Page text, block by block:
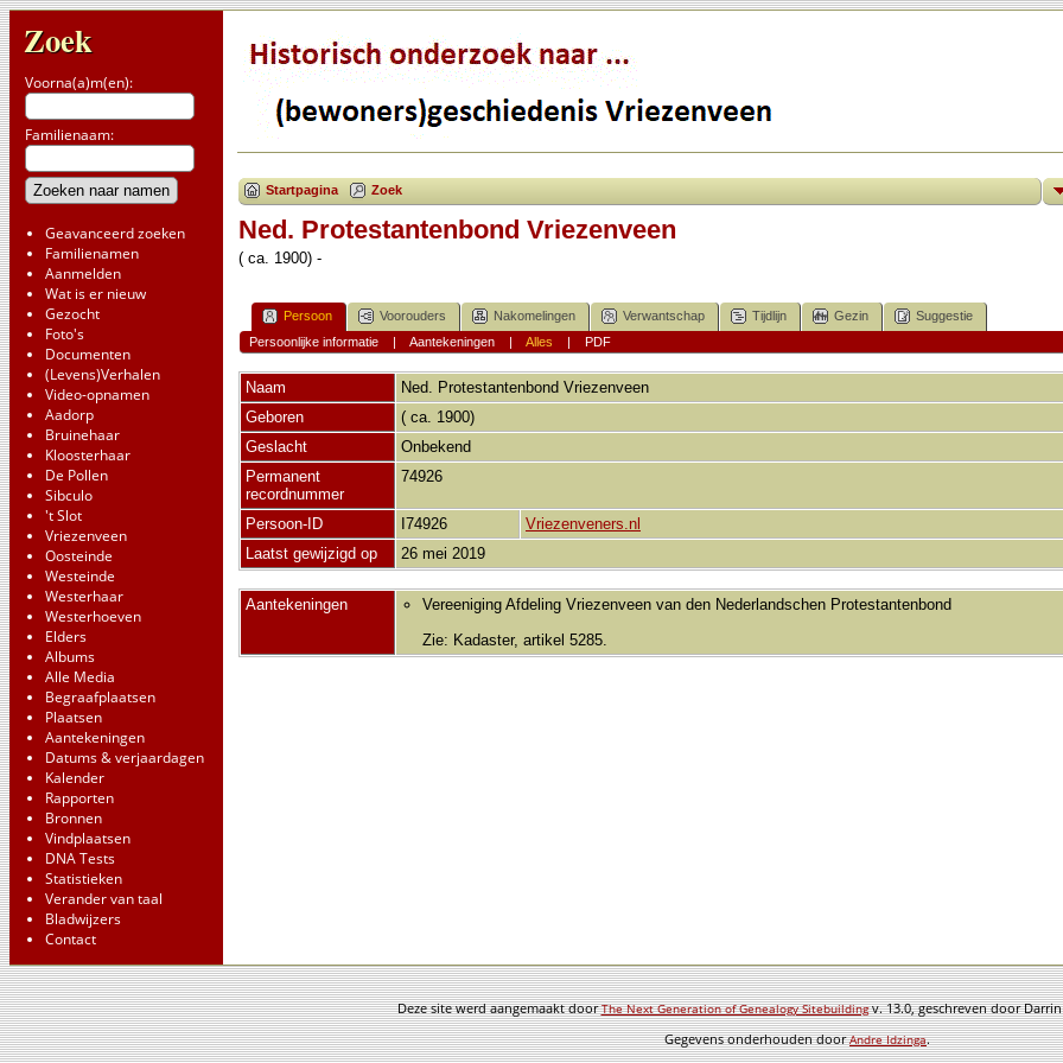
Zoek
Voorna(a)m(en):
Familienaam:
Geavanceerd zoeken
Familienamen
Aanmelden
Wat is er nieuw
Gezocht
Foto's
Documenten
(Levens)Verhalen
Video-opnamen
Aadorp
Bruinehaar
Kloosterhaar
De Pollen
Sibculo
't Slot
Vriezenveen
Oosteinde
Westeinde
Westerhaar
Westerhoeven
Elders
Albums
Alle Media
Begraafplaatsen
Plaatsen
Aantekeningen
Datums & verjaardagen
Kalender
Rapporten
Bronnen
Vindplaatsen
DNA Tests
Statistieken
Verander van taal
Bladwijzers
Contact
Startpagina Zoek
Ned. Protestantenbond Vriezenveen
( ca. 1900) -
Persoon Voorouders Nakomelingen Verwantschap Tijdlijn Gezin
Suggestie
Persoonlijke informatie| Aantekeningen| Alles | PDF
Naam Ned. Protestantenbond Vriezenveen
Geboren
( ca. 1900)
Geslacht
Onbekend
Permanent
recordnummer
74926
Persoon-ID I74926
Vriezenveners.nl
Laatst gewijzigd op
26 mei 2019
Aantekeningen
Vereeniging Afdeling Vriezenveen van den Nederlandschen Protestantenbond
Zie: Kadaster, artikel 5285.
Deze site werd aangemaakt doorThe Next Generation of Genealogy Sitebuildingv. 13.0, geschreven door
Gegevens onderhouden doorAndre Idzinga.